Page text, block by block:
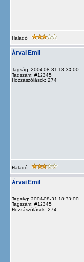
Haladó
Árvai Emil
Tagság: 2004-08-31 18:33:00
Tagszám: #12345
Hozzászólások: 274
Haladó
Árvai Emil
Tagság: 2004-08-31 18:33:00
Tagszám: #12345
Hozzászólások: 274